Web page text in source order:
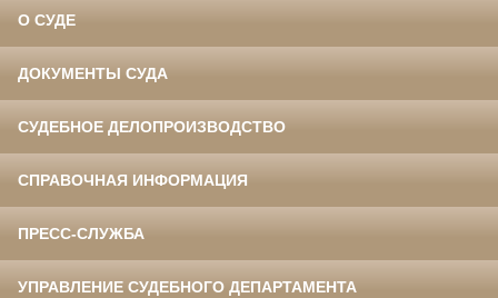
О СУДЕ
ДОКУМЕНТЫ СУДА
СУДЕБНОЕ ДЕЛОПРОИЗВОДСТВО
СПРАВОЧНАЯ ИНФОРМАЦИЯ
ПРЕСС-СЛУЖБА
УПРАВЛЕНИЕ СУДЕБНОГО ДЕПАРТАМЕНТА